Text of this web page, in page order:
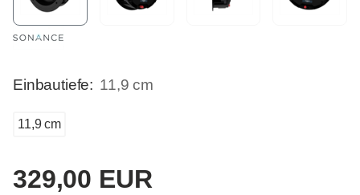
Einbautiefe: 11,9 cm
11,9 cm
329,00 EUR